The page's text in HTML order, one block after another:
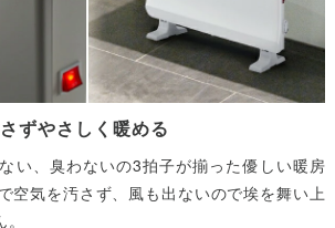
ずやさしく暖める
い、臭わないの3拍子が揃った優しい暖房
空気を汚さず、風も出ないので埃を舞い上